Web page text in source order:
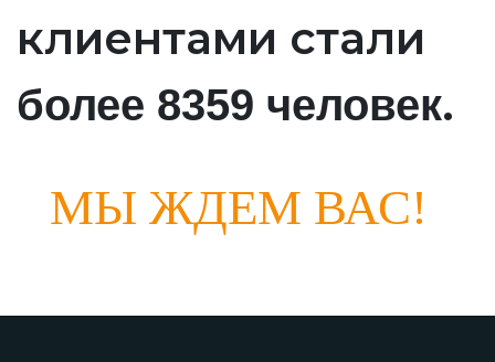
клиентами стали
более 8359 человек.
МЫ ЖДЕМ ВАС!